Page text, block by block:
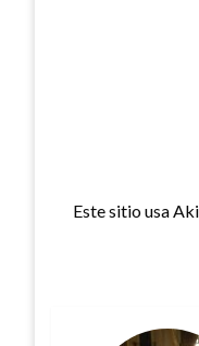
Este sitio usa